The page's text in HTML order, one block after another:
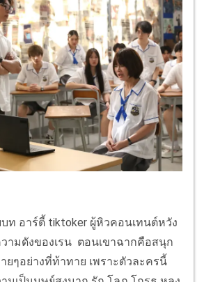
ท อาร์ตี้ tiktoker ผู้หิวคอนเทนต์หวัง
ามดังของเรน ตอนเขาฉากคือสนุก
ยๆอย่างที่ท้าทาย เพราะตัวละครนี้